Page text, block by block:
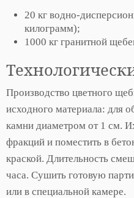
20 кг водно-
килограмм);
1000 кг гранитной
Производство цветного
исходного материала: для
камни диаметром от 1 см.
фракций и поместить в
краской. Длительность
часа. Сушить готовую
или в специальной камере.